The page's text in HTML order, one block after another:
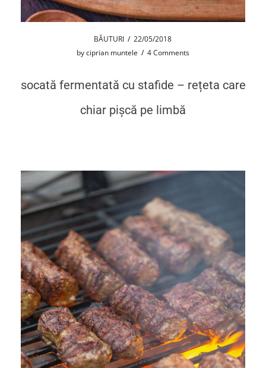
BĂUTURI / 22/05/2018
byciprian muntele / 4 Comments
socată fermentată cu stafide – rețeta care
chiar pișcă pe limbă